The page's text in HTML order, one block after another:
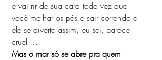
e vai rir de sua cara toda vez que
você molhar os pés e sair correndo e
ele se diverte assim, eu sei, parece
cruel …
Mas o mar só se abre pra quem